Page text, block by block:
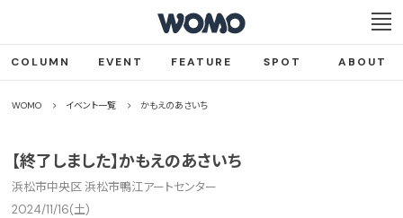
COLUMN EVENT FEATURE SPOT ABOUT
WOMO イベント一覧 かもえのあさいち
【終了しました】かもえのあさいち
浜松市中央区 浜松市鴨江アートセンター
2024/11/16(土)